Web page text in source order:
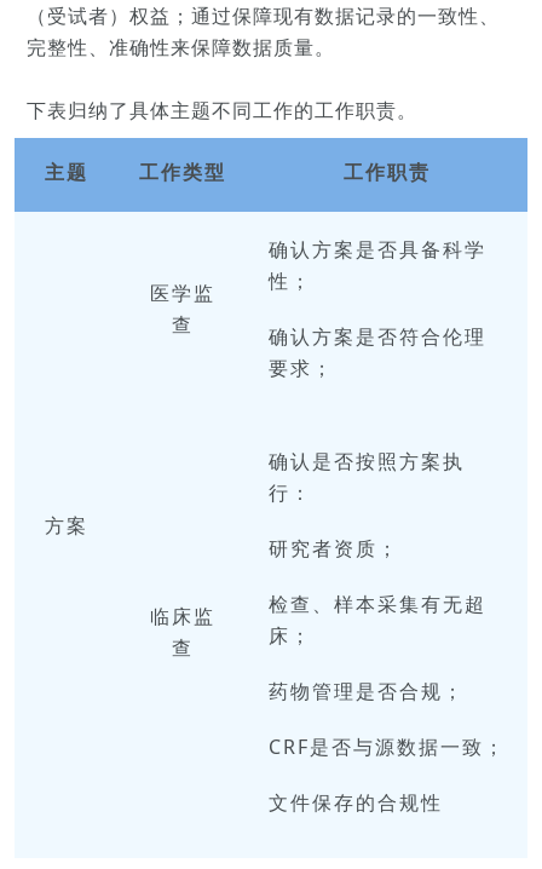
（受试者）权益；通过保障现有数据记录的一致性、
完整性、准确性来保障数据质量。
下表归纳了具体主题不同工作的工作职责。
主题 工作类型 工作职责
方案
医学监
查
确认方案是否具备科学
性；
确认方案是否符合伦理
要求；
临床监
查
确认是否按照方案执
行：
研究者资质；
检查、样本采集有无超
床；
药物管理是否合规；
CRF是否与源数据一致；
文件保存的合规性